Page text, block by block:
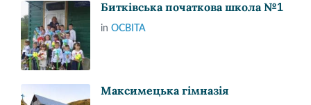
Битківська початкова школа №1
in ОСВІТА
Максимецька гімназія